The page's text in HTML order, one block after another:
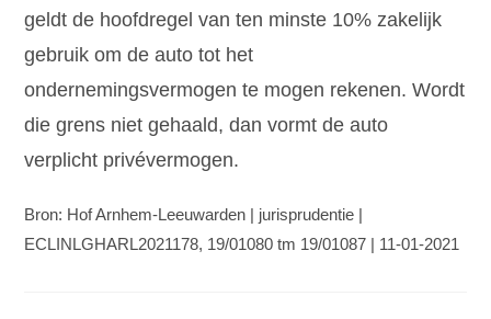
geldt de hoofdregel van ten minste 10% zakelijk
gebruik om de auto tot het
ondernemingsvermogen te mogen rekenen. Wordt
die grens niet gehaald, dan vormt de auto
verplicht privévermogen.
Bron: Hof Arnhem-Leeuwarden | jurisprudentie |
ECLINLGHARL2021178, 19/01080 tm 19/01087 | 11-01-2021